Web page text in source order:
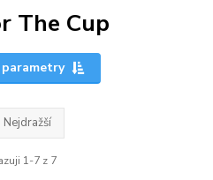
The Cup
Nejdražší
1-7 z 7